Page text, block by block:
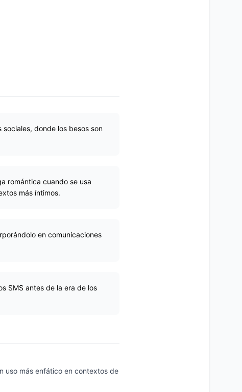
donde los besos son
romántica cuando se usa
más íntimos.
en comunicaciones
SMS antes de la era de los
uso más enfático en contextos de